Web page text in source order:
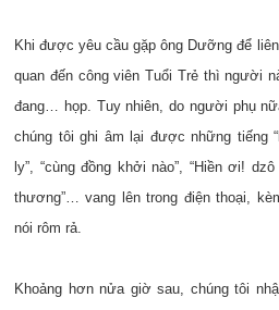
Khi được yêu cầu gặp ông Dưỡng để
quan đến công viên Tuổi Trẻ thì người
đang… họp. Tuy nhiên, do người phụ
chúng tôi ghi âm lại được những tiếng
ly”, “cùng đồng khởi nào”, “Hiền ơi!
thương”… vang lên trong điện thoại,
nói rôm rả.
Khoảng hơn nửa giờ sau, chúng tôi